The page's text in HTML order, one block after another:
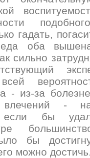
гадать,
оба
сильно
- из-за
-
бы
бы
можно